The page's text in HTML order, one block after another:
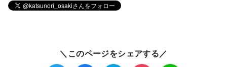
＼このページをシェアする／